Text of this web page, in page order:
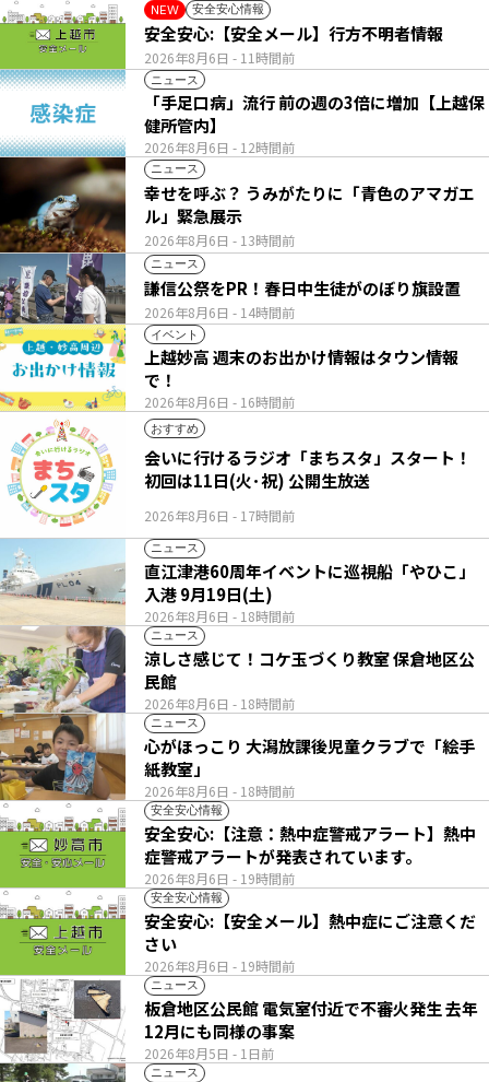
NEW 安全安心情報
2026年8月6日 - 11時間前
安全安心:【安全メール】行方不明者情報
ニュース
2026年8月6日 - 12時間前
「手足口病」流行 前の週の3倍に増加【上越保
健所管内】
ニュース
2026年8月6日 - 13時間前
幸せを呼ぶ？ うみがたりに「青色のアマガエ
ル」緊急展示
ニュース
2026年8月6日 - 14時間前
謙信公祭をPR！春日中生徒がのぼり旗設置
イベント
2026年8月6日 - 16時間前
上越妙高 週末のお出かけ情報はタウン情報
で！
おすすめ
2026年8月6日 - 17時間前
会いに行けるラジオ「まちスタ」スタート！
初回は11日(火･祝) 公開生放送
ニュース
2026年8月6日 - 18時間前
直江津港60周年イベントに巡視船「やひこ」
入港 9月19日(土)
ニュース
2026年8月6日 - 18時間前
涼しさ感じて！コケ玉づくり教室 保倉地区公
民館
ニュース
2026年8月6日 - 18時間前
心がほっこり 大潟放課後児童クラブで「絵手
紙教室」
安全安心情報
2026年8月6日 - 19時間前
安全安心:【注意：熱中症警戒アラート】熱中
症警戒アラートが発表されています。
安全安心情報
2026年8月6日 - 19時間前
安全安心:【安全メール】熱中症にご注意くだ
さい
ニュース
2026年8月5日 - 1日前
板倉地区公民館 電気室付近で不審火発生 去年
12月にも同様の事案
ニュース